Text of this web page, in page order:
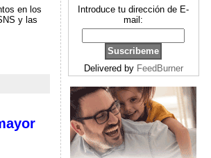
en los
y las
Introduce tu dirección de E-
mail:
Delivered by FeedBurner